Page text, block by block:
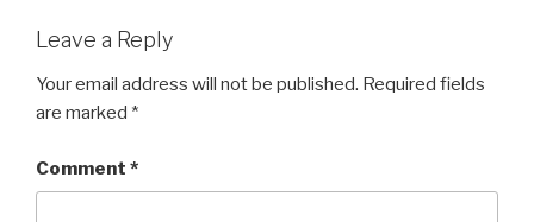
k
Leave a Reply
Your email address will not be published. Required fields
are marked *
Comment *